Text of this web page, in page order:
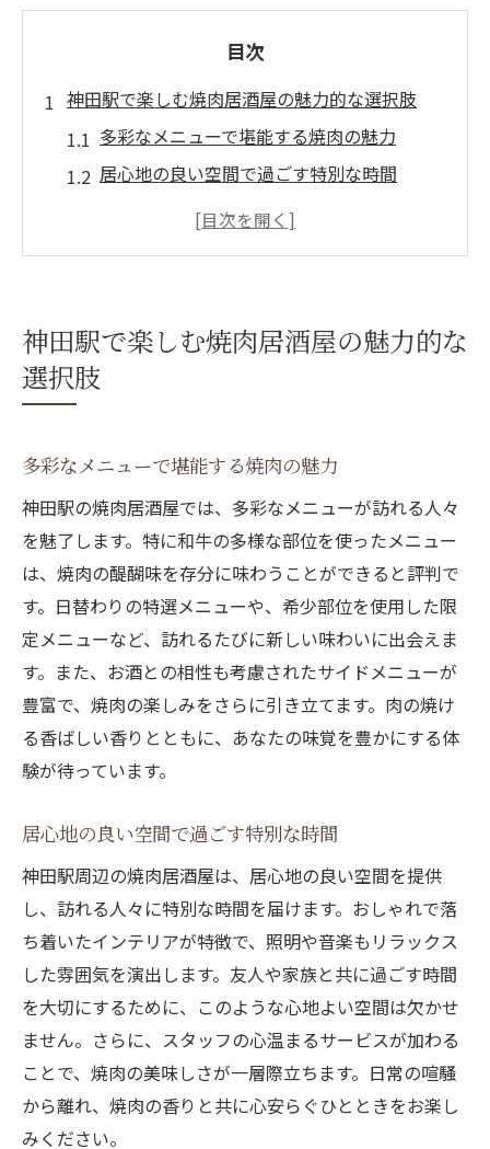
目次
神田駅で楽しむ焼肉居酒屋の魅力的な選択肢
多彩なメニューで堪能する焼肉の魅力
居心地の良い空間で過ごす特別な時間
地域密着の焼肉居酒屋が提供する心温まる
焼肉初心者でも安心の注文ガイド
焼肉の極上体験を提供する神田駅周辺の居酒屋
プロの焼き手による絶妙な焼き加減
選び抜かれた和牛の秘密
焼肉と一緒に楽しむおすすめドリンク
居酒屋の魅力を引き立てる落ち着いた店内
特別な日に訪れたい焼肉居酒屋
神田駅で焼肉を堪能するための究極のガイド
焼肉店選びのポイントとヒント
予約なしでも楽しめる人気店情報
焼肉の旨味を引き出す食べ方のコツ
お得に楽しむための割引情報
神田駅で焼肉を楽しむ際の注意点
焼肉居酒屋で心温まるひと時を過ごす方法
焼肉と会話を楽しむためのヒント
焼肉居酒屋でのマナーとエチケット
心に残る思い出を作るためのアイデア
和牛の美味しさを最大限に楽しむために
焼肉居酒屋での特別な日を演出する方法
子供連れでも安心の焼肉居酒屋
神田駅で楽しむ焼肉居酒屋の魅力的な
選択肢
多彩なメニューで堪能する焼肉の魅力
神田駅の焼肉居酒屋では、多彩なメニューが訪れる人々
を魅了します。特に和牛の多様な部位を使ったメニュー
は、焼肉の醍醐味を存分に味わうことができると評判で
す。日替わりの特選メニューや、希少部位を使用した限
定メニューなど、訪れるたびに新しい味わいに出会えま
す。また、お酒との相性も考慮されたサイドメニューが
豊富で、焼肉の楽しみをさらに引き立てます。肉の焼け
る香ばしい香りとともに、あなたの味覚を豊かにする体
験が待っています。
居心地の良い空間で過ごす特別な時間
神田駅周辺の焼肉居酒屋は、居心地の良い空間を提供
し、訪れる人々に特別な時間を届けます。おしゃれで落
ち着いたインテリアが特徴で、照明や音楽もリラックス
した雰囲気を演出します。友人や家族と共に過ごす時間
を大切にするために、このような心地よい空間は欠かせ
ません。さらに、スタッフの心温まるサービスが加わる
ことで、焼肉の美味しさが一層際立ちます。日常の喧騒
から離れ、焼肉の香りと共に心安らぐひとときをお楽し
みください。